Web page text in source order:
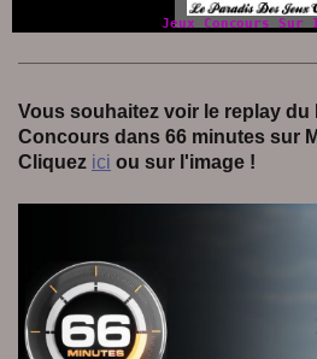
Jeux Concours Sur
Vous souhaitez voir le replay du
Concours dans 66 minutes sur
Cliquez ici ou sur l'image !